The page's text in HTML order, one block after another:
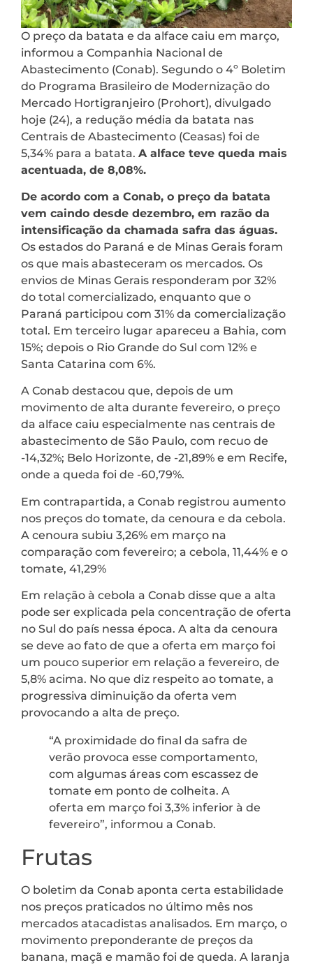
O preço da batata e da alface caiu em março,
informou a Companhia Nacional de
Abastecimento (Conab). Segundo o 4º Boletim
do Programa Brasileiro de Modernização do
Mercado Hortigranjeiro (Prohort), divulgado
hoje (24), a redução média da batata nas
Centrais de Abastecimento (Ceasas) foi de
5,34% para a batata. A alface teve queda mais
acentuada, de 8,08%.
De acordo com a Conab, o preço da batata
vem caindo desde dezembro, em razão da
intensificação da chamada safra das águas.
Os estados do Paraná e de Minas Gerais foram
os que mais abasteceram os mercados. Os
envios de Minas Gerais responderam por 32%
do total comercializado, enquanto que o
Paraná participou com 31% da comercialização
total. Em terceiro lugar apareceu a Bahia, com
15%; depois o Rio Grande do Sul com 12% e
Santa Catarina com 6%.
A Conab destacou que, depois de um
movimento de alta durante fevereiro, o preço
da alface caiu especialmente nas centrais de
abastecimento de São Paulo, com recuo de
-14,32%; Belo Horizonte, de -21,89% e em Recife,
onde a queda foi de -60,79%.
Em contrapartida, a Conab registrou aumento
nos preços do tomate, da cenoura e da cebola.
A cenoura subiu 3,26% em março na
comparação com fevereiro; a cebola, 11,44% e o
tomate, 41,29%
Em relação à cebola a Conab disse que a alta
pode ser explicada pela concentração de oferta
no Sul do país nessa época. A alta da cenoura
se deve ao fato de que a oferta em março foi
um pouco superior em relação a fevereiro, de
5,8% acima. No que diz respeito ao tomate, a
progressiva diminuição da oferta vem
provocando a alta de preço.
“A proximidade do final da safra de
verão provoca esse comportamento,
com algumas áreas com escassez de
tomate em ponto de colheita. A
oferta em março foi 3,3% inferior à de
fevereiro”, informou a Conab.
Frutas
O boletim da Conab aponta certa estabilidade
nos preços praticados no último mês nos
mercados atacadistas analisados. Em março, o
movimento preponderante de preços da
banana, maçã e mamão foi de queda. A laranja